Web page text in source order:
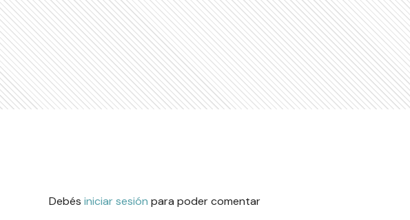
Debés iniciar sesión para poder comentar